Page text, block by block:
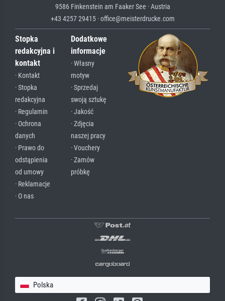
9586 Finkenstein am Faaker See · Austria
+43 4257 29415 · office@meisterdrucke.com
Stopka
redakcyjna i
kontakt
· Kontakt
· Stopka
redakcyjna
· Regulamin
· Ochrona
danych
· Prawo do
odstąpienia
od umowy
· Reklamacje
· O nas
Dodatkowe
informacje
· Własny
motyw
· Sprzedaj
swoją sztukę
· Jakość
· Zdjęcia
naszej pracy
· Vouchery
· Zamów
próbkę
Polska